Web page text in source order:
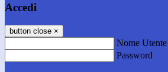
Accedi
button close ×
Nome Utente
Password